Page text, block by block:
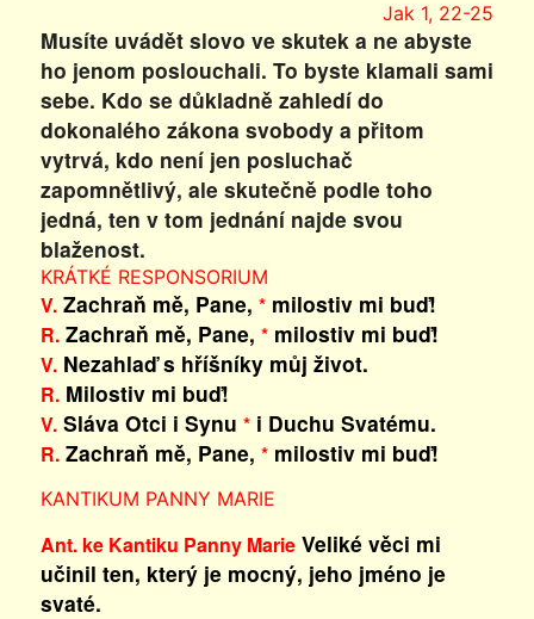
Jak 1, 22-25
Musíte uvádět slovo ve skutek a ne abyste
ho jenom poslouchali. To byste klamali sami
sebe. Kdo se důkladně zahledí do
dokonalého zákona svobody a přitom
vytrvá, kdo není jen posluchač
zapomnětlivý, ale skutečně podle toho
jedná, ten v tom jednání najde svou
blaženost.
KRÁTKÉ RESPONSORIUM
V.Zachraň mě, Pane, *milostiv mi buď!
R.Zachraň mě, Pane, *milostiv mi buď!
V.Nezahlaď s hříšníky můj život.
R.Milostiv mi buď!
V.Sláva Otci i Synu *i Duchu Svatému.
R.Zachraň mě, Pane, *milostiv mi buď!
KANTIKUM PANNY MARIE
Ant. ke Kantiku Panny Marie Veliké věci mi
učinil ten, který je mocný, jeho jméno je
svaté.